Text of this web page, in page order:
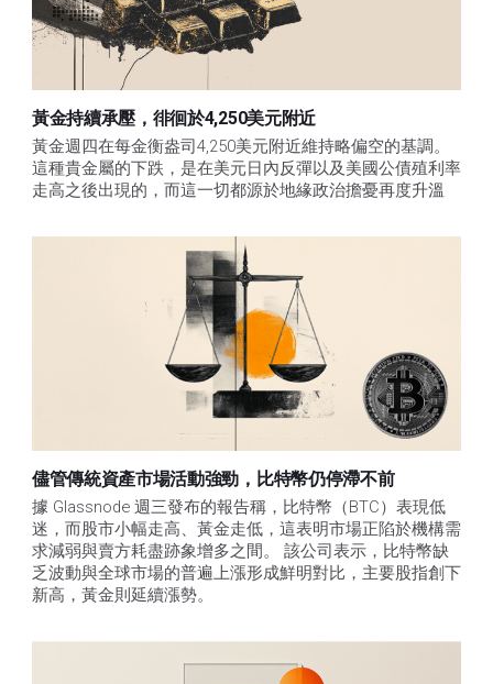
黃金持續承壓，徘徊於4,250美元附近
黃金週四在每金衡盎司4,250美元附近維持略偏空的基調。
這種貴金屬的下跌，是在美元日內反彈以及美國公債殖利率
走高之後出現的，而這一切都源於地緣政治擔憂再度升溫
儘管傳統資產市場活動強勁，比特幣仍停滯不前
據 Glassnode 週三發布的報告稱，比特幣（BTC）表現低
迷，而股市小幅走高、黃金走低，這表明市場正陷於機構需
求減弱與賣方耗盡跡象增多之間。 該公司表示，比特幣缺
乏波動與全球市場的普遍上漲形成鮮明對比，主要股指創下
新高，黃金則延續漲勢。